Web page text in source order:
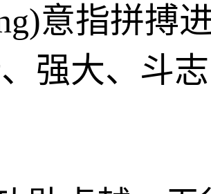
意指拼搏
强大、斗